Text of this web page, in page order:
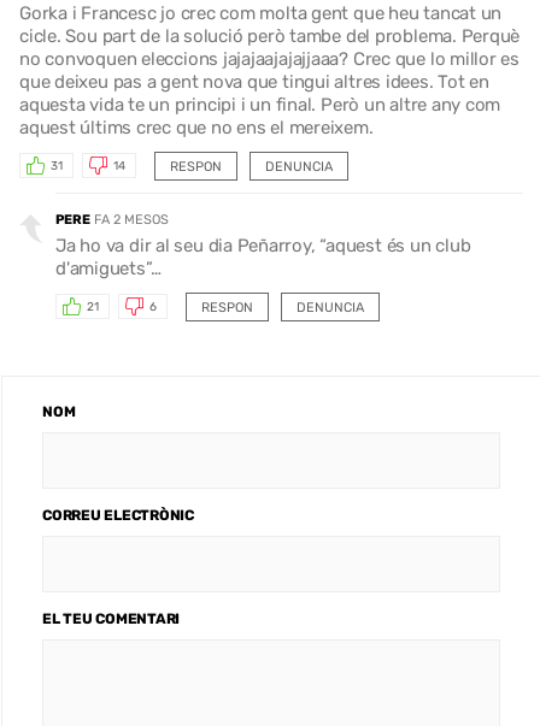
Gorka i Francesc jo crec com molta gent que heu tancat un
cicle. Sou part de la solució però tambe del problema. Perquè
no convoquen eleccions jajajaajajajjaaa? Crec que lo millor es
que deixeu pas a gent nova que tingui altres idees. Tot en
aquesta vida te un principi i un final. Però un altre any com
aquest últims crec que no ens el mereixem.
RESPON
31 14 DENUNCIA
PERE FA 2 MESOS
Ja ho va dir al seu dia Peñarroy, “aquest és un club
d'amiguets”…
RESPON
21 6 DENUNCIA
NOM
CORREU ELECTRÒNIC
EL TEU COMENTARI